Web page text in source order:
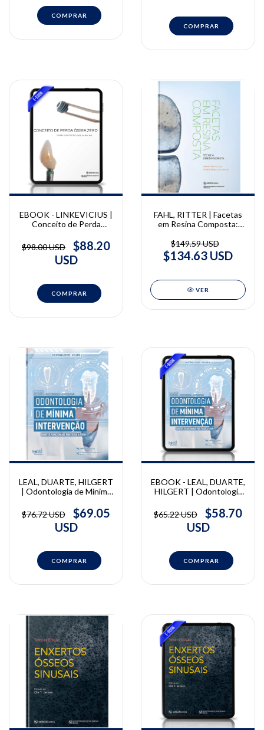
EBOOK - LINKEVICIUS |
Conceito de Perda
Linkevicius
$98.00 USD
$88.20
USD
FAHL, RITTER | Facetas
em Resina Composta:
Newton Fahl Jr. e André
V. Ritter
$149.59 USD
$134.63 USD
VER
LEAL, DUARTE, HILGERT
| Odontologia de Mínima
Duarte, Leandro Hilgert,
Soraya Leal
$76.72 USD
$69.05
USD
EBOOK - LEAL, DUARTE,
HILGERT | Odontologia
Danilo Duarte, Leandro
Hilgert, Soraya Leal
$65.22 USD
$58.70
USD